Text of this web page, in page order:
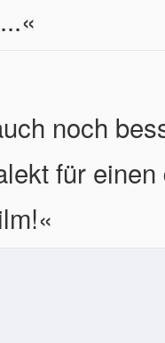
noch
für